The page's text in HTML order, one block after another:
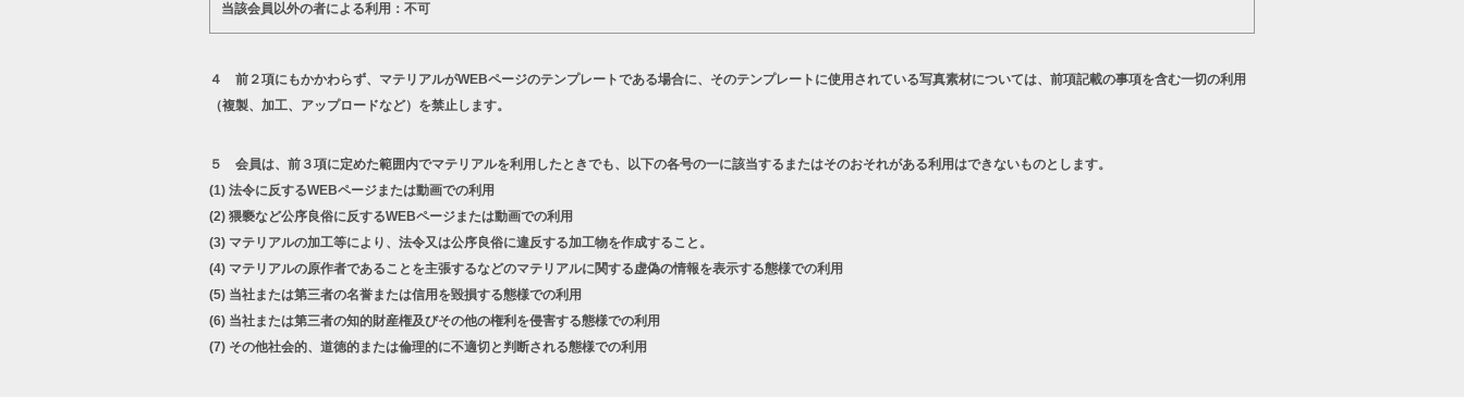
当該会員以外の者による利用：不可
４ 前２項にもかかわらず、マテリアルがWEBページのテンプレートである場合に、そのテンプレートに使用されている写真素材については、前項記載の事項を含む一切の利用
（複製、加工、アップロードなど）を禁止します。
５ 会員は、前３項に定めた範囲内でマテリアルを利用したときでも、以下の各号の一に該当するまたはそのおそれがある利用はできないものとします。
(1) 法令に反するWEBページまたは動画での利用
(2) 猥褻など公序良俗に反するWEBページまたは動画での利用
(3) マテリアルの加工等により、法令又は公序良俗に違反する加工物を作成すること。
(4) マテリアルの原作者であることを主張するなどのマテリアルに関する虚偽の情報を表示する態様での利用
(5) 当社または第三者の名誉または信用を毀損する態様での利用
(6) 当社または第三者の知的財産権及びその他の権利を侵害する態様での利用
(7) その他社会的、道徳的または倫理的に不適切と判断される態様での利用